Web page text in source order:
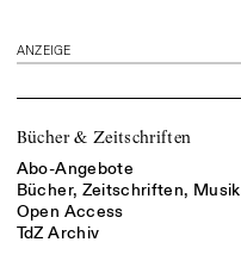
ANZEIGE
Bücher & Zeitschriften
Abo-Angebote
Bücher, Zeitschriften, Musik
Open Access
TdZ Archiv